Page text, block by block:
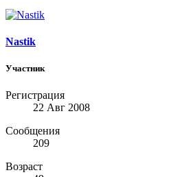
Nastik
Участник
Регистрация
22 Авг 2008
Сообщения
209
Возраст